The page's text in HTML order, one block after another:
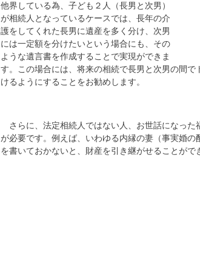
他界している為、子ども２人（長男と次男）
が相続人となっているケースでは、長年の介
護をしてくれた長男に遺産を多く分け、次男
には一定額を分けたいという場合にも、その
ような遺言書を作成することで実現ができま
す。この場合には、将来の相続で長男と次男の間
けるようにすることをお勧めします。
さらに、法定相続人ではない人、お世話になっ
が必要です。例えば、いわゆる内縁の妻（事実婚
を書いておかないと、財産を引き継がせることがで